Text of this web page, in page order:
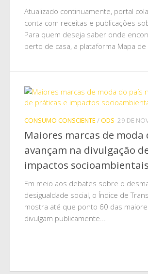
Atualizado continuamente, portal
conta com receitas e publicações
Para quem deseja saber onde
perto de casa, a plataforma Mapa de
CONSUMO CONSCIENTE/ODS 29 DE
Maiores marcas de moda
avançam na divulgação
impactos socioambientais
Em meio aos debates sobre o
desigualdade social, o Índice de
mostra até que ponto 60 das
divulgam publicamente...